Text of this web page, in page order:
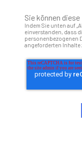
Sie können
Indem Sie unten auf
einverstanden, dass
personenbezogenen
angeforderten Inhalte